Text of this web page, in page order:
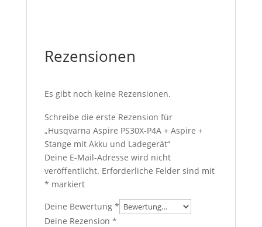
Rezensionen
Es gibt noch keine Rezensionen.
Schreibe die erste Rezension für
„Husqvarna Aspire PS30X-P4A + Aspire +
Stange mit Akku und Ladegerät“
Deine E-Mail-Adresse wird nicht
veröffentlicht. Erforderliche Felder sind mit
* markiert
Deine Bewertung *
Deine Rezension *